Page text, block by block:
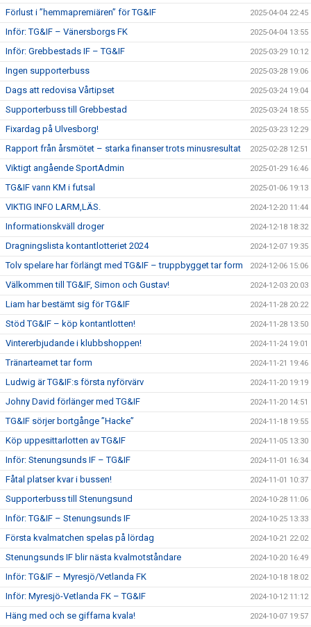
Förlust i ”hemmapremiären” för TG&IF 2025-04-04 22:45
Inför: TG&IF – Vänersborgs FK 2025-04-04 13:55
Inför: Grebbestads IF – TG&IF 2025-03-29 10:12
Ingen supporterbuss 2025-03-28 19:06
Dags att redovisa Vårtipset 2025-03-24 19:04
Supporterbuss till Grebbestad 2025-03-24 18:55
Fixardag på Ulvesborg! 2025-03-23 12:29
Rapport från årsmötet – starka finanser trots minusresultat 2025-02-28 12:51
Viktigt angående SportAdmin 2025-01-29 16:46
TG&IF vann KM i futsal 2025-01-06 19:13
VIKTIG INFO LARM,LÄS. 2024-12-20 11:44
Informationskväll droger 2024-12-18 18:32
Dragningslista kontantlotteriet 2024 2024-12-07 19:35
Tolv spelare har förlängt med TG&IF – truppbygget tar form 2024-12-06 15:06
Välkommen till TG&IF, Simon och Gustav! 2024-12-03 20:03
Liam har bestämt sig för TG&IF 2024-11-28 20:22
Stöd TG&IF – köp kontantlotten! 2024-11-28 13:50
Vintererbjudande i klubbshoppen! 2024-11-24 19:01
Tränarteamet tar form 2024-11-21 19:46
Ludwig är TG&IF:s första nyförvärv 2024-11-20 19:19
Johny David förlänger med TG&IF 2024-11-20 14:51
TG&IF sörjer bortgånge ”Hacke” 2024-11-18 19:55
Köp uppesittarlotten av TG&IF 2024-11-05 13:30
Inför: Stenungsunds IF – TG&IF 2024-11-01 16:34
Fåtal platser kvar i bussen! 2024-11-01 10:37
Supporterbuss till Stenungsund 2024-10-28 11:06
Inför: TG&IF – Stenungsunds IF 2024-10-25 13:33
Första kvalmatchen spelas på lördag 2024-10-21 22:02
Stenungsunds IF blir nästa kvalmotståndare 2024-10-20 16:49
Inför: TG&IF – Myresjö/Vetlanda FK 2024-10-18 18:02
Inför: Myresjö-Vetlanda FK – TG&IF 2024-10-12 11:12
Häng med och se giffarna kvala! 2024-10-07 19:57